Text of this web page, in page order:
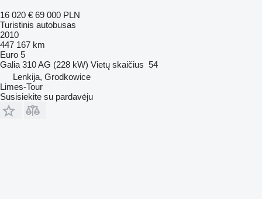
16 020 € 69 000 PLN
Turistinis autobusas
2010
447 167 km
Euro 5
Galia 310 AG (228 kW) Vietų skaičius 54
Lenkija, Grodkowice
Limes-Tour
Susisiekite su pardavėju